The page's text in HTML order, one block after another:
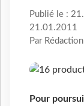
Publié le :
21.01.2011
Par Rédaction
Pour